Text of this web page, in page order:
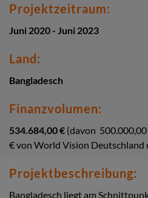
Projektzeitraum:
Juni 2020 - Juni 2023
Land:
Bangladesch
Finanzvolumen:
534.684,00 € (davon
€ von World Vision Deutschland
Projektbeschreibung:
Bangladesch liegt am